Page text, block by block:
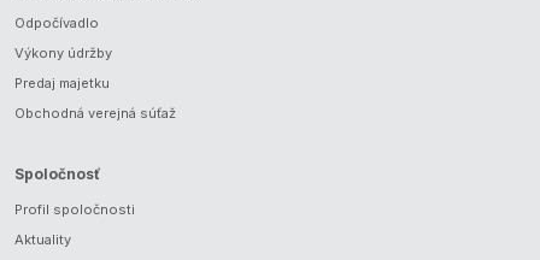
Odpočívadlo
Výkony údržby
Predaj majetku
Obchodná verejná súťaž
Spoločnosť
Profil spoločnosti
Aktuality